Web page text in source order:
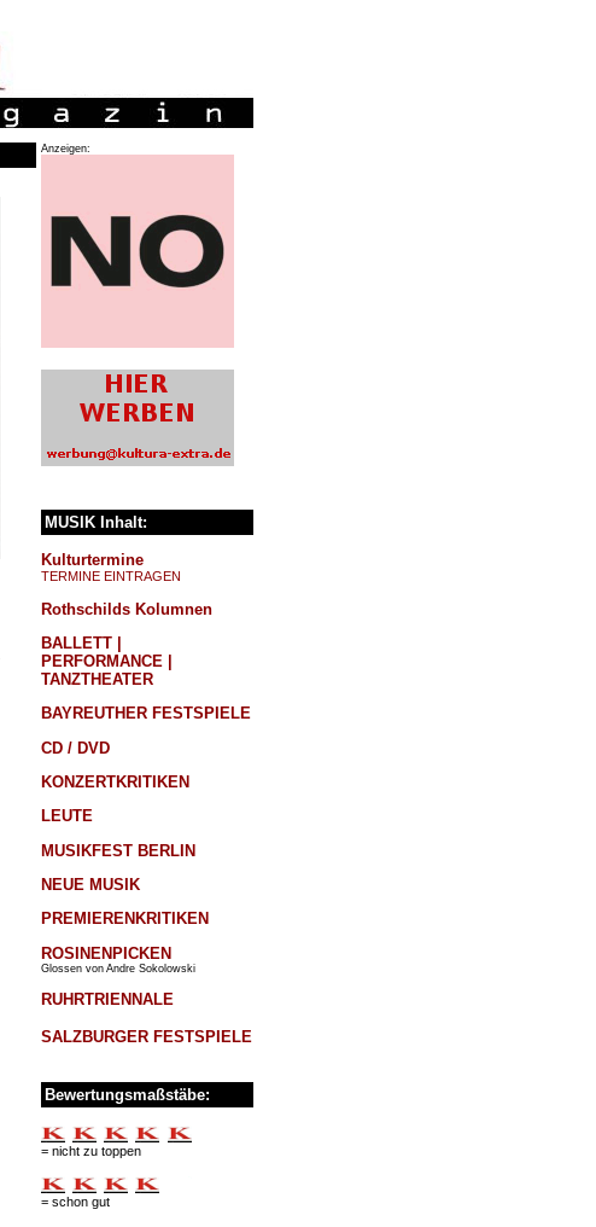
Anzeigen:
MUSIK Inhalt:
Kulturtermine
TERMINE EINTRAGEN
Rothschilds Kolumnen
BALLETT |
PERFORMANCE |
TANZTHEATER
BAYREUTHER FESTSPIELE
CD / DVD
KONZERTKRITIKEN
LEUTE
MUSIKFEST BERLIN
NEUE MUSIK
PREMIERENKRITIKEN
ROSINENPICKEN
Glossen von Andre Sokolowski
RUHRTRIENNALE
SALZBURGER FESTSPIELE
Bewertungsmaßstäbe:
= nicht zu toppen
= schon gut